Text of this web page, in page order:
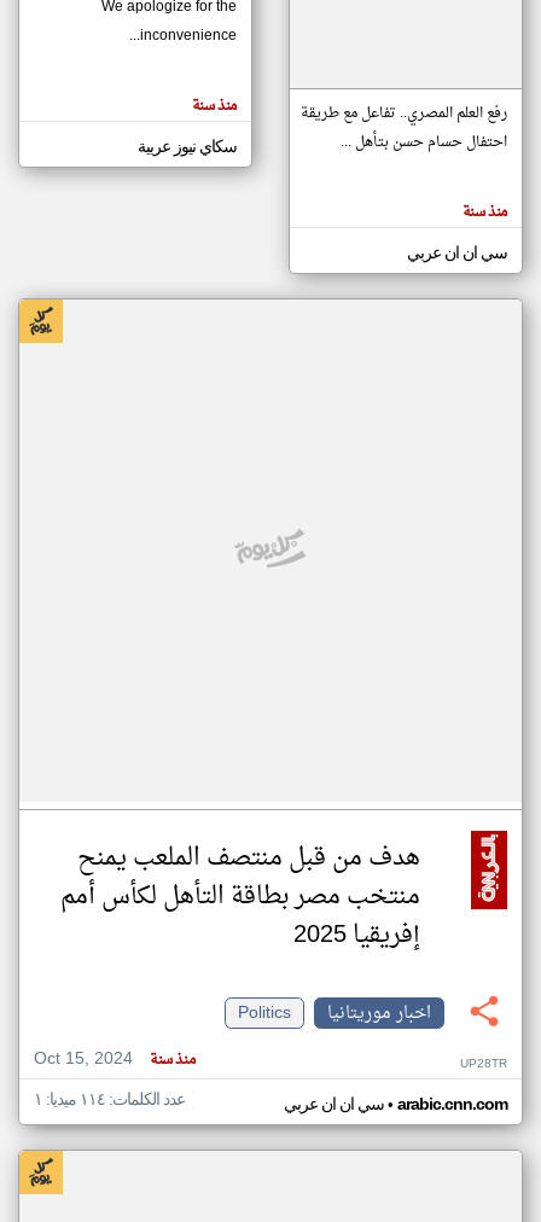
مصادر الأخبار من موريتانيا
اخبار موريتانيا على مدار الساعة
أهم اخبار موريتانيا العاجلة والمباشرة
المقالات
الموجوده
هنا عن
رفع العلم المصري.. تفاعل مع طريقة
احتفال حسام حسن بتأهل ...
منذ سنة
سي ان ان عربي
We apologize for the
inconvenience...
منذ سنة
سكاي نيوز عربية
هدف من قبل منتصف الملعب يمنح
منتخب مصر بطاقة التأهل لكأس أمم
إفريقيا 2025
اخبار موريتانيا
Politics
Oct 15, 2024
منذ سنة UP28TR
سي ان ان عربي• arabic.cnn.com عدد الكلمات: ١١٤ ميديا: ١
klyoum.com